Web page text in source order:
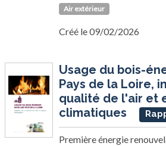
Air extérieur
Créé le 09/02/2026
Usage du bois-énergie dans les
Pays de la Loire,
qualité de l'air et
climatiques
Première énergie